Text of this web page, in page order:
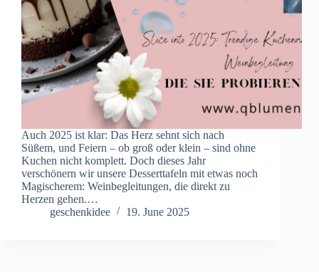
Auch 2025 ist klar: Das Herz sehnt sich nach
Süßem, und Feiern – ob groß oder klein – sind ohne
Kuchen nicht komplett. Doch dieses Jahr
verschönern wir unsere Desserttafeln mit etwas noch
Magischerem: Weinbegleitungen, die direkt zu
Herzen gehen.…
geschenkidee
19. June 2025